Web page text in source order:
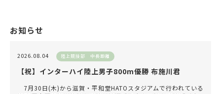
お知らせ
2026.08.04 陸上競技部 中長距離
【祝】インターハイ陸上男子800m優勝 布施川君
7月30日(木)から滋賀・平和堂HATOスタジアムで行われている